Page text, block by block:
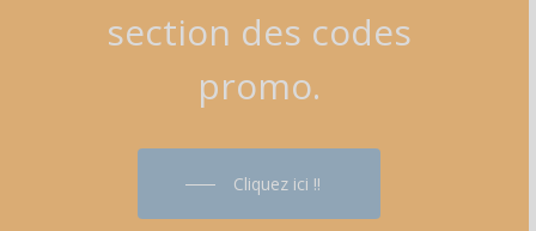
section des codes
promo.
Cliquez ici !!